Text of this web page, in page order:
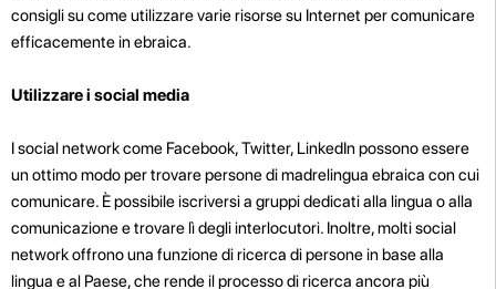
consigli su come utilizzare varie risorse su Internet per comunicare
efficacemente in ebraica.
Utilizzare i social media
I social network come Facebook, Twitter, LinkedIn possono essere
un ottimo modo per trovare persone di madrelingua ebraica con cui
comunicare. È possibile iscriversi a gruppi dedicati alla lingua o alla
comunicazione e trovare lì degli interlocutori. Inoltre, molti social
network offrono una funzione di ricerca di persone in base alla
lingua e al Paese, che rende il processo di ricerca ancora più